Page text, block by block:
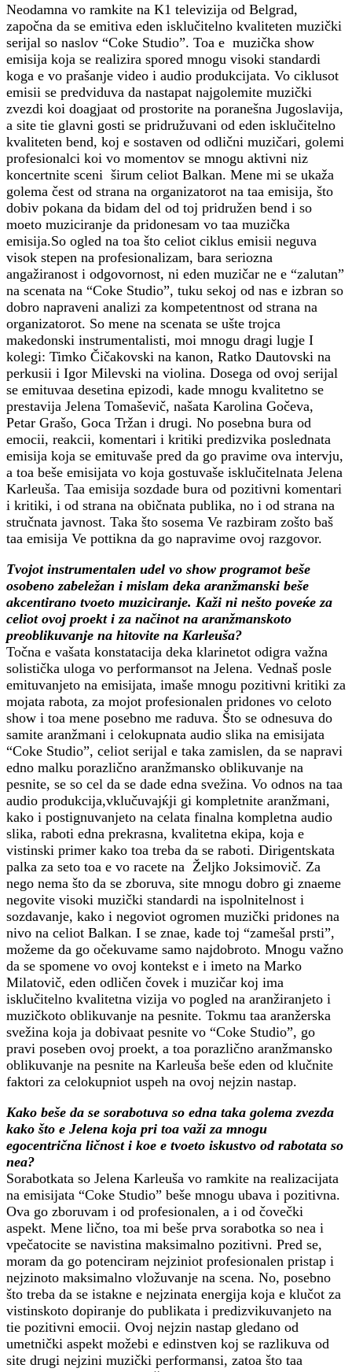
Neodamna vo ramkite na K1 televizija od Belgrad,
započna da se emitiva eden isklučitelno kvaliteten muzički
serijal so naslov “Coke Studio”. Toa e muzička show
emisija koja se realizira spored mnogu visoki standardi
koga e vo prašanje video i audio produkcijata. Vo ciklusot
emisii se predviduva da nastapat najgolemite muzički
zvezdi koi doagjaat od prostorite na poranešna Jugoslavija,
a site tie glavni gosti se pridružuvani od eden isklučitelno
kvaliteten bend, koj e sostaven od odlični muzičari, golemi
profesionalci koi vo momentov se mnogu aktivni niz
koncertnite sceni širum celiot Balkan. Mene mi se ukaža
golema čest od strana na organizatorot na taa emisija, što
dobiv pokana da bidam del od toj pridružen bend i so
moeto muziciranje da pridonesam vo taa muzička
emisija.So ogled na toa što celiot ciklus emisii neguva
visok stepen na profesionalizam, bara seriozna
angažiranost i odgovornost, ni eden muzičar ne e “zalutan”
na scenata na “Coke Studio”, tuku sekoj od nas e izbran so
dobro napraveni analizi za kompetentnost od strana na
organizatorot. So mene na scenata se ušte trojca
makedonski instrumentalisti, moi mnogu dragi lugje I
kolegi: Timko Čičakovski na kanon, Ratko Dautovski na
perkusii i Igor Milevski na violina. Dosega od ovoj serijal
se emituvaa desetina epizodi, kade mnogu kvalitetno se
prestavija Jelena Tomaševič, našata Karolina Gočeva,
Petar Grašo, Goca Tržan i drugi. No posebna bura od
emocii, reakcii, komentari i kritiki predizvika poslednata
emisija koja se emituvaše pred da go pravime ova intervju,
a toa beše emisijata vo koja gostuvaše isklučitelnata Jelena
Karleuša. Taa emisija sozdade bura od pozitivni komentari
i kritiki, i od strana na običnata publika, no i od strana na
stručnata javnost. Taka što sosema Ve razbiram zošto baš
taa emisija Ve pottikna da go napravime ovoj razgovor.
Tvojot instrumentalen udel vo show programot beše
osobeno zabeležan i mislam deka aranžmanski beše
akcentirano tvoeto muziciranje. Kaži ni nešto poveќe za
celiot ovoj proekt i za načinot na aranžmanskoto
preoblikuvanje na hitovite na Karleuša?
Točna e vašata konstatacija deka klarinetot odigra važna
solistička uloga vo performansot na Jelena. Vednaš posle
emituvanjeto na emisijata, imaše mnogu pozitivni kritiki za
mojata rabota, za mojot profesionalen pridones vo celoto
show i toa mene posebno me raduva. Što se odnesuva do
samite aranžmani i celokupnata audio slika na emisijata
“Coke Studio”, celiot serijal e taka zamislen, da se napravi
edno malku porazlično aranžmansko oblikuvanje na
pesnite, se so cel da se dade edna svežina. Vo odnos na taa
audio produkcija,vklučuvajќji gi kompletnite aranžmani,
kako i postignuvanjeto na celata finalna kompletna audio
slika, raboti edna prekrasna, kvalitetna ekipa, koja e
vistinski primer kako toa treba da se raboti. Dirigentskata
palka za seto toa e vo racete na Željko Joksimovič. Za
nego nema što da se zboruva, site mnogu dobro gi znaeme
negovite visoki muzički standardi na ispolnitelnost i
sozdavanje, kako i negoviot ogromen muzički pridones na
nivo na celiot Balkan. I se znae, kade toj “zamešal prsti”,
možeme da go očekuvame samo najdobroto. Mnogu važno
da se spomene vo ovoj kontekst e i imeto na Marko
Milatovič, eden odličen čovek i muzičar koj ima
isklučitelno kvalitetna vizija vo pogled na aranžiranjeto i
muzičkoto oblikuvanje na pesnite. Tokmu taa aranžerska
svežina koja ja dobivaat pesnite vo “Coke Studio”, go
pravi poseben ovoj proekt, a toa porazlično aranžmansko
oblikuvanje na pesnite na Karleuša beše eden od klučnite
faktori za celokupniot uspeh na ovoj nejzin nastap.
Kako beše da se sorabotuva so edna taka golema zvezda
kako što e Jelena koja pri toa važi za mnogu
egocentrična ličnost i koe e tvoeto iskustvo od rabotata so
nea?
Sorabotkata so Jelena Karleuša vo ramkite na realizacijata
na emisijata “Coke Studio” beše mnogu ubava i pozitivna.
Ova go zboruvam i od profesionalen, a i od čovečki
aspekt. Mene lično, toa mi beše prva sorabotka so nea i
vpečatocite se navistina maksimalno pozitivni. Pred se,
moram da go potenciram nejziniot profesionalen pristap i
nejzinoto maksimalno vložuvanje na scena. No, posebno
što treba da se istakne e nejzinata energija koja e klučot za
vistinskoto dopiranje do publikata i predizvikuvanjeto na
tie pozitivni emocii. Ovoj nejzin nastap gledano od
umetnički aspekt možebi e edinstven koj se razlikuva od
site drugi nejzini muzički performansi, zatoa što taa